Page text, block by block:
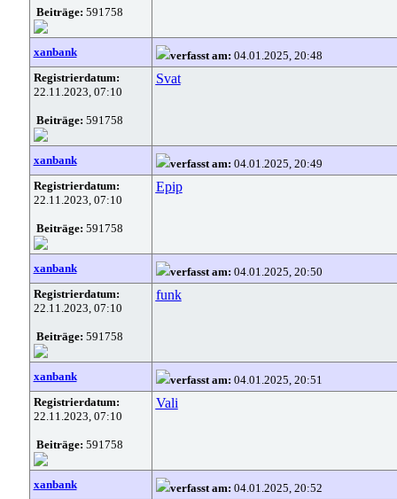
Beiträge: 591758
xanbank verfasst am: 04.01.2025, 20:48
Registrierdatum:
22.11.2023, 07:10
Beiträge: 591758
Svat
xanbank verfasst am: 04.01.2025, 20:49
Registrierdatum:
22.11.2023, 07:10
Beiträge: 591758
Epip
xanbank verfasst am: 04.01.2025, 20:50
Registrierdatum:
22.11.2023, 07:10
Beiträge: 591758
funk
xanbank verfasst am: 04.01.2025, 20:51
Registrierdatum:
22.11.2023, 07:10
Beiträge: 591758
Vali
xanbank verfasst am: 04.01.2025, 20:52